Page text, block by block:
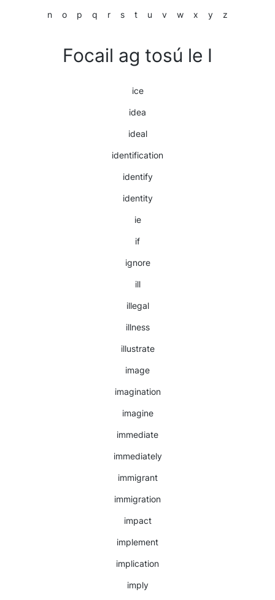
n o p q r s t u v w x y z
Focail ag tosú le I
ice
idea
ideal
identification
identify
identity
ie
if
ignore
ill
illegal
illness
illustrate
image
imagination
imagine
immediate
immediately
immigrant
immigration
impact
implement
implication
imply